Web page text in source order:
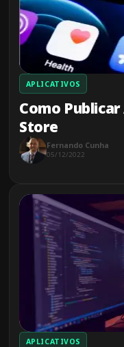
APLICATIVOS
Como
Store
Fernando Cunha
05/12/2022
APLICATIVOS